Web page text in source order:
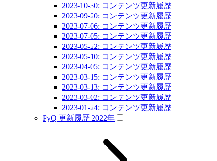
2023-10-30: コンテンツ更新履歴
2023-09-20: コンテンツ更新履歴
2023-07-06: コンテンツ更新履歴
2023-07-05: コンテンツ更新履歴
2023-05-22: コンテンツ更新履歴
2023-05-10: コンテンツ更新履歴
2023-04-05: コンテンツ更新履歴
2023-03-15: コンテンツ更新履歴
2023-03-13: コンテンツ更新履歴
2023-03-02: コンテンツ更新履歴
2023-01-24: コンテンツ更新履歴
PyQ 更新履歴 2022年